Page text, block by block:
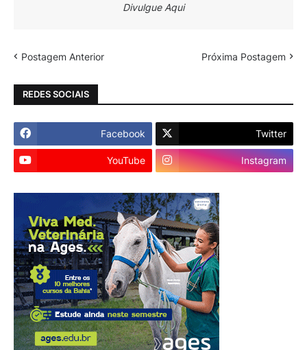
Divulgue Aqui
Postagem Anterior Próxima Postagem
REDES SOCIAIS
Facebook Twitter
YouTube Instagram